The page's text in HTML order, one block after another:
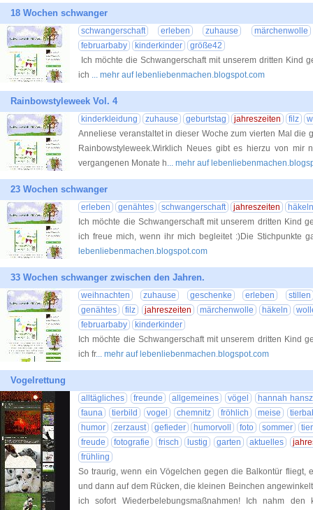
18 Wochen schwanger
schwangerschaft erleben zuhause
märchenwolle
februarbaby
kinderkinder
größe42
Ich möchte die Schwangerschaft mit unserem dritten Kind
ich ... mehr auf lebenliebenmachen.blogspot.com
Rainbowstyleweek Vol. 4
kinderkleidung zuhause geburtstag jahreszeiten filz
Anneliese veranstaltet in dieser Woche zum vierten Mal die
Rainbowstyleweek.Wirklich Neues gibt es hierzu von mir
vergangenen Monate h... mehr auf
23 Wochen schwanger
erleben genähtes schwangerschaft jahreszeiten
häkeln
Ich möchte die Schwangerschaft mit unserem dritten Kind
ich freue mich, wenn ihr mich begleitet :)Die Stichpunkte
lebenliebenmachen.blogspot.com
33 Wochen schwanger zwischen den Jahren.
weihnachten zuhause geschenke erleben
stillen
genähtes
filz jahreszeiten märchenwolle häkeln
februarbaby
kinderkinder
Ich möchte die Schwangerschaft mit unserem dritten Kind
ich fr... mehr auf lebenliebenmachen.blogspot.com
Vogelrettung
alltägliches freunde allgemeines vögel
hannah
fauna
tierbild vogel chemnitz fröhlich meise
humor
zerzaust gefieder humorvoll foto sommer
tier
freude
fotografie frisch lustig garten aktuelles
frühling
So traurig, wenn ein Vögelchen gegen die Balkontür fliegt,
und dann auf dem Rücken, die kleinen Beinchen
ich sofort Wiederbelebungsmaßnahmen! Ich nahm den